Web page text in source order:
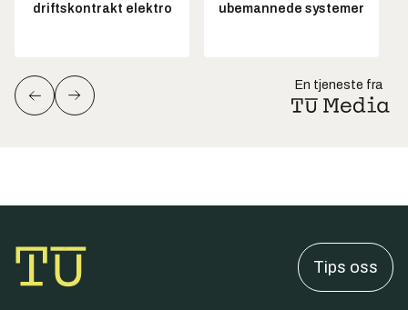
driftskontrakt elektro
ubemannede systemer
En tjeneste fra
Tips oss